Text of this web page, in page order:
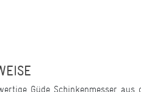
Güde Schinkenmesser